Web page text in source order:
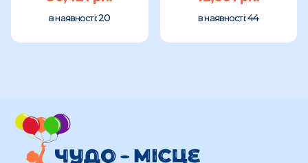
в наявності:20 в наявності:44